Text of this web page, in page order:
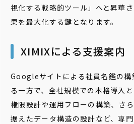
視化する戦略的ツール」へと昇華
果を最大化する鍵となります。
XIMIXによる支援案内
Googleサイトによる社員名鑑の構
る一方で、全社規模での本格導入
権限設計や運用フローの構築、さ
据えたデータ構造の設計など、専